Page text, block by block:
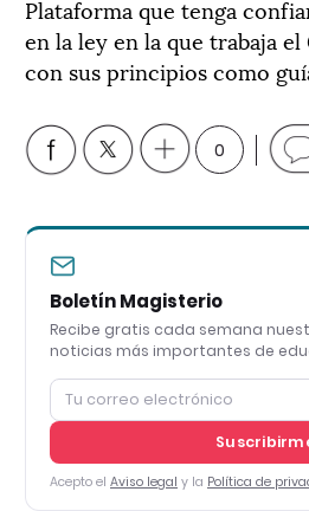
Plataforma que tenga
en la ley en la que trabaja
con sus principios como
0
Boletín Magisterio
Recibe gratis cada semana
noticias más importantes de
Acepto el Aviso legal y la Política de